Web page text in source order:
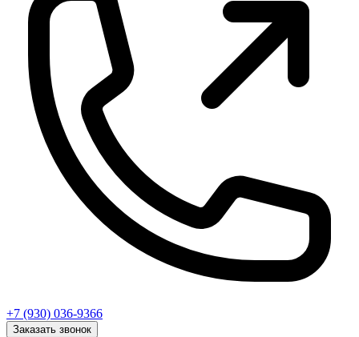
+7 (930) 036-9366
Заказать звонок